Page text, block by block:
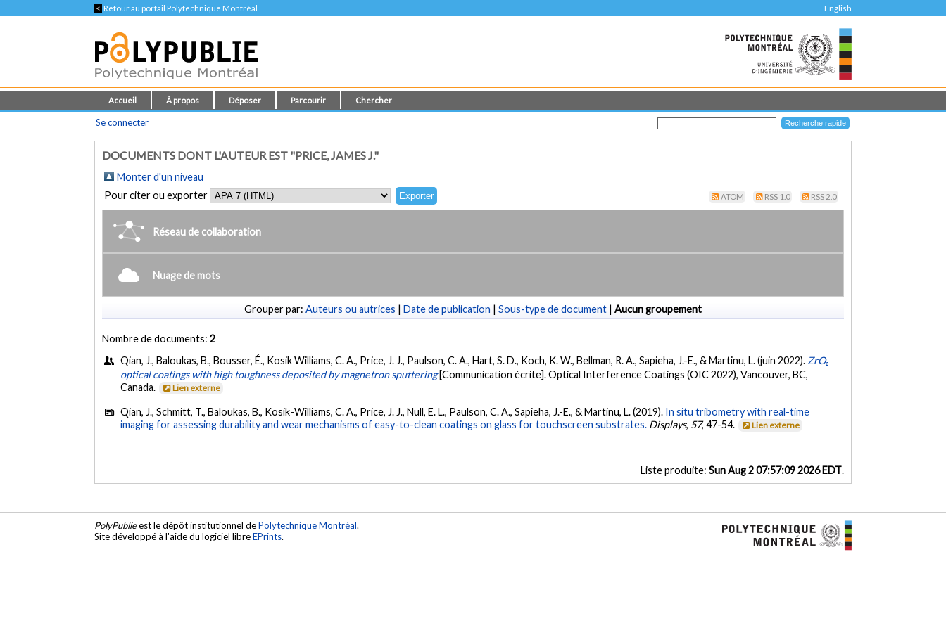
< Retour au portail Polytechnique Montréal English
Accueil À propos Déposer Parcourir Chercher
Se connecter
DOCUMENTS DONT L'AUTEUR EST "PRICE, JAMES J."
Monter d'un niveau
Pour citer ou exporter
ATOM RSS 1.0 RSS 2.0
Réseau de collaboration
Nuage de mots
Grouper par: Auteurs ou autrices | Date de publication | Sous-type de document | Aucun groupement
Nombre de documents:2
Qian, J., Baloukas, B., Bousser, É., Kosik Williams, C. A., Price, J. J., Paulson, C. A., Hart, S. D., Koch, K. W., Bellman, R. A., Sapieha, J.-E., & Martinu, L. (juin 2022). ZrO₂
optical coatings with high toughness deposited by magnetron sputtering [Communication écrite]. Optical Interference Coatings (OIC 2022), Vancouver, BC,
Canada.
Lien externe
Qian, J., Schmitt, T., Baloukas, B., Kosik-Williams, C. A., Price, J. J., Null, E. L., Paulson, C. A., Sapieha, J.-E., & Martinu, L. (2019). In situ tribometry with real-time
imaging for assessing durability and wear mechanisms of easy-to-clean coatings on glass for touchscreen substrates. Displays, 57, 47-54. Lien externe
Liste produite: Sun Aug 2 07:57:09 2026 EDT.
PolyPublieest le dépôt institutionnel dePolytechnique Montréal.
Site développé à l'aide du logiciel libreEPrints.